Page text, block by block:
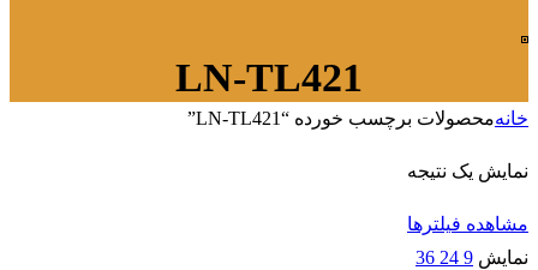
LN-TL421
خانهمحصولات برچسب خورده “LN-TL421”
نمایش یک نتیجه
مشاهده فیلترها
نمایش 9
24
36